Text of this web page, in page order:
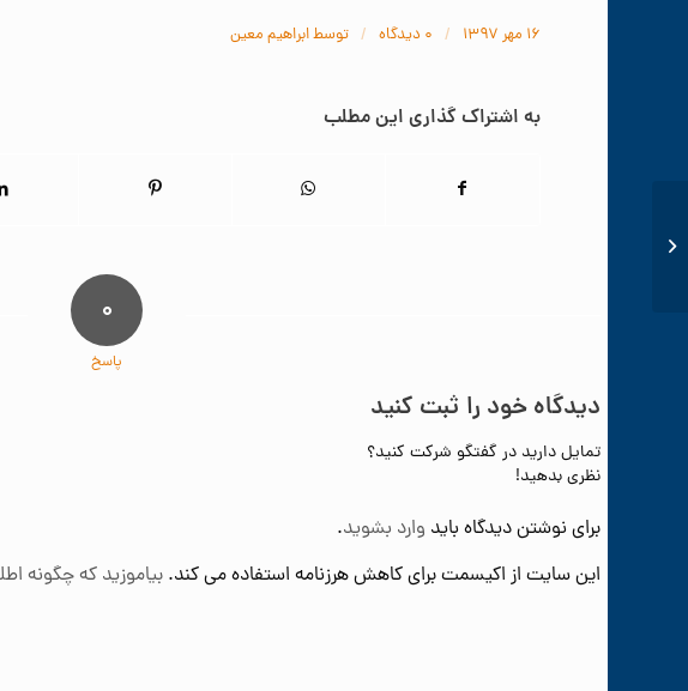
۱۶ مهر ۱۳۹۷ / ۰ دیدگاه‌ / توسطابراهیم معین
به اشتراک گذاری این مطلب
۰
پاسخ
دیدگاه خود را ثبت کنید
تمایل دارید در گفتگو شرکت کنید؟
نظری بدهید!
برای نوشتن دیدگاه باید وارد بشوید.
این سایت از اکیسمت برای کاهش هرزنامه استفاده می کند.بیاموزید که چگونه